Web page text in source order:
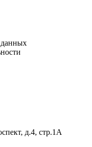
д.4, стр.1А